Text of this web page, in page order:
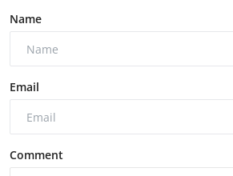
Name
Email
Comment